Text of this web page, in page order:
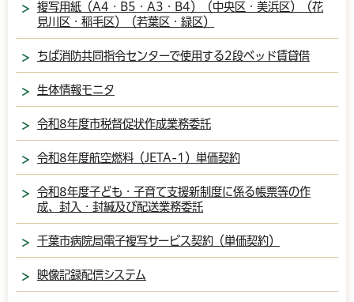
複写用紙（A4・B5・A3・B4）（中央区・美浜区）（花
見川区・稲毛区）（若葉区・緑区）
ちば消防共同指令センターで使用する2段ベッド賃貸借
生体情報モニタ
令和8年度市税督促状作成業務委託
令和8年度航空燃料（JETA-1）単価契約
令和8年度子ども・子育て支援新制度に係る帳票等の作
成、封入・封緘及び配送業務委託
千葉市病院局電子複写サービス契約（単価契約）
映像記録配信システム